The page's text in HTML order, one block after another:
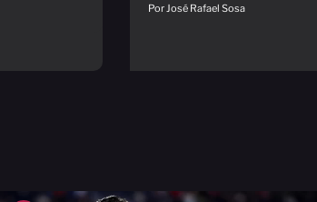
Por José Rafael Sosa